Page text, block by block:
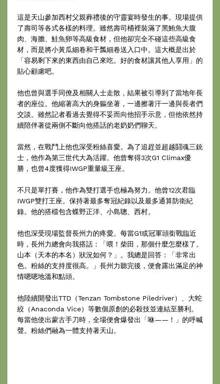
這是天山參加西村父親葬禮後的守靈宴時發生的事。現場提供
了壽司等各式各樣的料理。雖然壽司桶裡裝滿了黑鮪魚大腹
肉、海膽、鮭魚卵等高級食材，但他卻完全不碰這些高級食
材，而是將小黃瓜細卷和干瓢細卷送入口中。這大概是出於
「容易剩下來的東西由自己來吃。好的食材讓其他人享用」的
貼心顧慮吧。
他也曾與選手同僚及相關人士走散，結果被引導到了當地年長
者的座位。他縮著高大的身軀坐著，一邊擦著汗一邊與長者們
交談。雖然記者看過去覺得不妥而向他招手示意，但他依然持
續陪伴著從兩側不斷向他搭話的老奶奶們聊天。
當然，在戰鬥上他也深受粉絲喜愛。為了追趕並超越鬪魂三銃
士，他作為第三世代大為活躍。他曾奪得3次G1 Climax優
勝，也曾4度獲得IWGP重量級王座。
不只是單打賽，他作為雙打選手也極為努力。他曾12次君臨
IWGP雙打王座。保持著最多奪冠紀錄以及最多通算防衛紀
錄。他的搭檔包含蝶野正洋、小島聰、西村。
他也深受現場監督長州力的疼愛。每當G1或冠軍頭銜戰臨近
時，長州力總會向我搭話：「喂！柴田，那個什麼怎麼樣了。
山本（天本的本名）狀況如何？」。我總是回答：「非常出
色。粉絲的支持度很高。」長州力聽完後，便會露出滿足的神
情嗯嗯地溫和點頭。
他陸續開發出TTD（Tenzan Tombstone Piledriver）、大蛇
絞（Anaconda Vice）等數個原創的必殺技並連結至勝利。
每當他使出蒙古手刀時，全場便會爆發出「咻——！」的呼喊
聲。粉絲們融為一體支持著天山。